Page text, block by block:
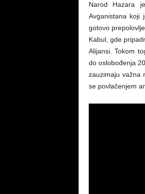
Narod Hazara
Avganistana koji
gotovo
Kabul, gde
Alijansi. Tokom
do oslobođenja
zauzimaju važna
se povlačenjem